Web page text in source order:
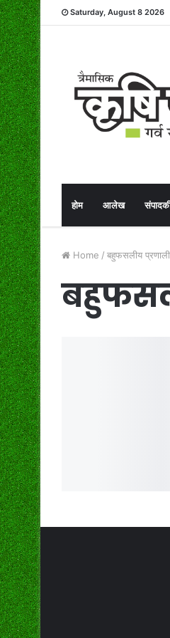
Saturday, August 8 2026
होम आलेख
Home / बहुफसलीय प्रणाली